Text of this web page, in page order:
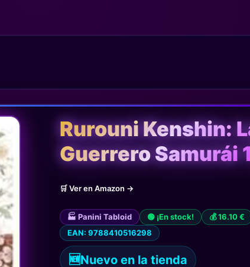
Rurouni Kenshin:
Guerrero Samurái
🛒 Ver en Amazon →
🏭 Panini Tabloid 🟢 ¡En stock! 💰 16.10 €
EAN: 9788410516298
🆕Nuevo en la tienda